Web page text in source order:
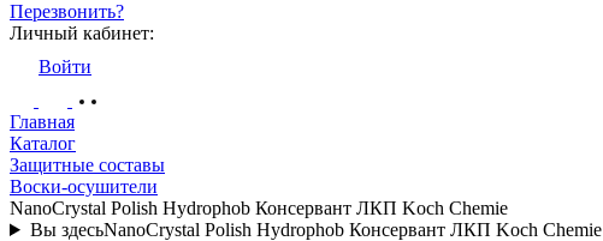
Перезвонить?
Личный кабинет:
Войти
Главная
Каталог
Защитные составы
Воски-осушители
NanoCrystal Polish Hydrophob Консервант ЛКП Koch Chemie
Вы здесьNanoCrystal Polish Hydrophob Консервант ЛКП Koch Chemie